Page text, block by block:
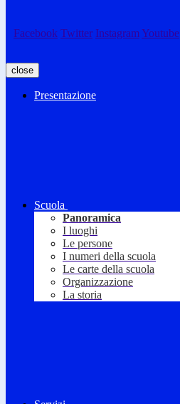
Facebook Twitter Instagram Youtube
close
Presentazione
Scuola
Panoramica
I luoghi
Le persone
I numeri della scuola
Le carte della scuola
Organizzazione
La storia